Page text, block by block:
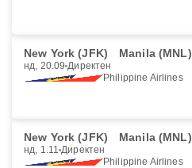
New York (JFK) Manila (MNL)
нд, 20.09 Директен
Philippine Airlines
New York (JFK) Manila (MNL)
нд, 1.11 Директен
Philippine Airlines